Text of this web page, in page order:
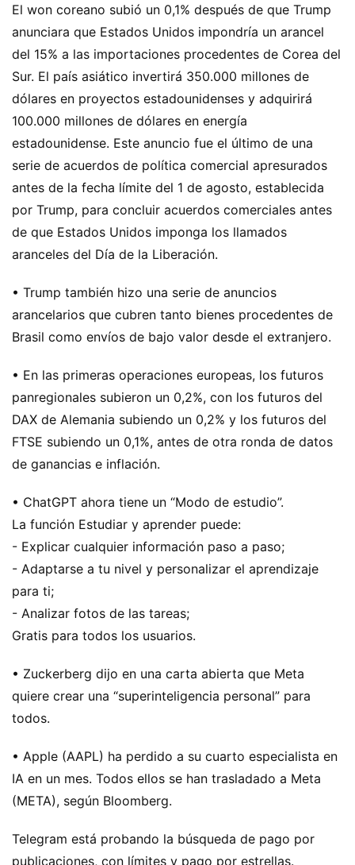
El won coreano subió un 0,1% después de que Trump
anunciara que Estados Unidos impondría un arancel
del 15% a las importaciones procedentes de Corea del
Sur. El país asiático invertirá 350.000 millones de
dólares en proyectos estadounidenses y adquirirá
100.000 millones de dólares en energía
estadounidense. Este anuncio fue el último de una
serie de acuerdos de política comercial apresurados
antes de la fecha límite del 1 de agosto, establecida
por Trump, para concluir acuerdos comerciales antes
de que Estados Unidos imponga los llamados
aranceles del Día de la Liberación.
• Trump también hizo una serie de anuncios
arancelarios que cubren tanto bienes procedentes de
Brasil como envíos de bajo valor desde el extranjero.
• En las primeras operaciones europeas, los futuros
panregionales subieron un 0,2%, con los futuros del
DAX de Alemania subiendo un 0,2% y los futuros del
FTSE subiendo un 0,1%, antes de otra ronda de datos
de ganancias e inflación.
• ChatGPT ahora tiene un “Modo de estudio”.
La función Estudiar y aprender puede:
- Explicar cualquier información paso a paso;
- Adaptarse a tu nivel y personalizar el aprendizaje
para ti;
- Analizar fotos de las tareas;
Gratis para todos los usuarios.
• Zuckerberg dijo en una carta abierta que Meta
quiere crear una “superinteligencia personal” para
todos.
• Apple (AAPL) ha perdido a su cuarto especialista en
IA en un mes. Todos ellos se han trasladado a Meta
(META), según Bloomberg.
Telegram está probando la búsqueda de pago por
publicaciones, con límites y pago por estrellas.